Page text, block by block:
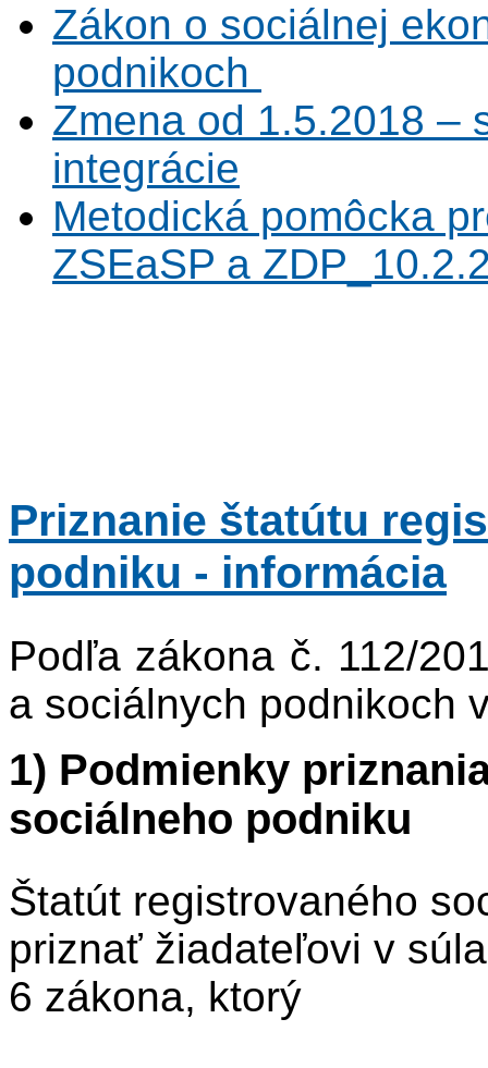
Zákon o sociálnej
podnikoch
Zmena od 1.5.2018 –
integrácie
Metodická pomôcka
ZSEaSP a
Priznanie štatútu
podniku - informácia
Podľa zákona č. 112/
a sociálnych podnikoch
1) Podmienky
sociálneho podniku
Štatút registrovaného
priznať žiadateľovi v
6 zákona, ktorý